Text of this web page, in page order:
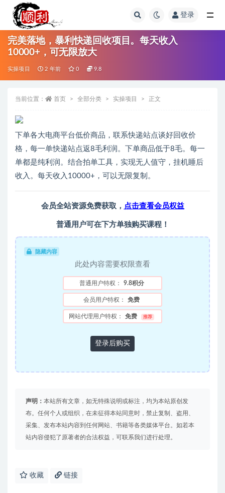
登录
完美落地，暴利快递回收项目。每天收入
10000+，可无限放大
实操项目 2 年前 0 9.8
当前位置： 首页 全部分类 实操项目 正文
下单各大电商平台低价商品，联系快递站点谈好回收价
格，每一单快递站点返8毛利润。下单商品低于8毛。每一
单都是纯利润。结合拍单工具，实现无人值守，挂机睡后
收入。每天收入10000+，可以无限复制。
会员全站资源免费获取， 点击查看会员权益
普通用户可在下方单独购买课程！
隐藏内容
此处内容需要权限查看
普通用户特权： 9.8积分
会员用户特权： 免费
网站代理用户特权： 免费 推荐
登录后购买
声明： 本站所有文章，如无特殊说明或标注，均为本站原创发
布。任何个人或组织，在未征得本站同意时，禁止复制、盗用、
采集、发布本站内容到任何网站、书籍等各类媒体平台。如若本
站内容侵犯了原著者的合法权益，可联系我们进行处理。
收藏 链接
全部